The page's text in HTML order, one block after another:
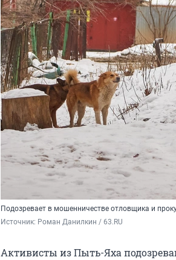
Подозревает в мошенничестве отловщика и
Источник: Роман Данилкин / 63.RU
Активисты из Пыть-Яха